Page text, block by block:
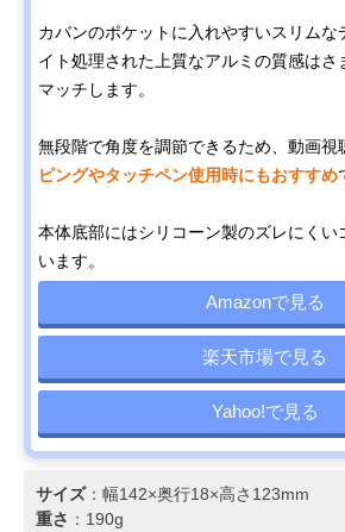
カバンのポケットに入れやすいスリムな
イト処理された上質なアルミの質感はさ
マッチします。
無段階で角度を調節できるため、動画視
ピングやタッチペン使用時にもおすすめ
本体底部にはシリコーン製のズレにくい
います。
Amazonで見る
楽天市場で見る
Yahoo!で見る
サイズ：幅142×奥行18×高さ123mm
重さ ：190g